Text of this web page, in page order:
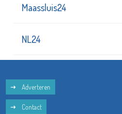
Maassluis24
NL24
Adverteren
Contact